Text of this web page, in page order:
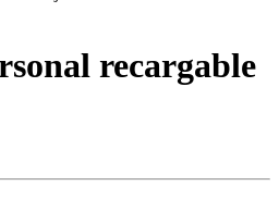
recargable